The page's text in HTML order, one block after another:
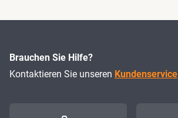
Brauchen Sie Hilfe?
Kontaktieren Sie unseren Kundenservice